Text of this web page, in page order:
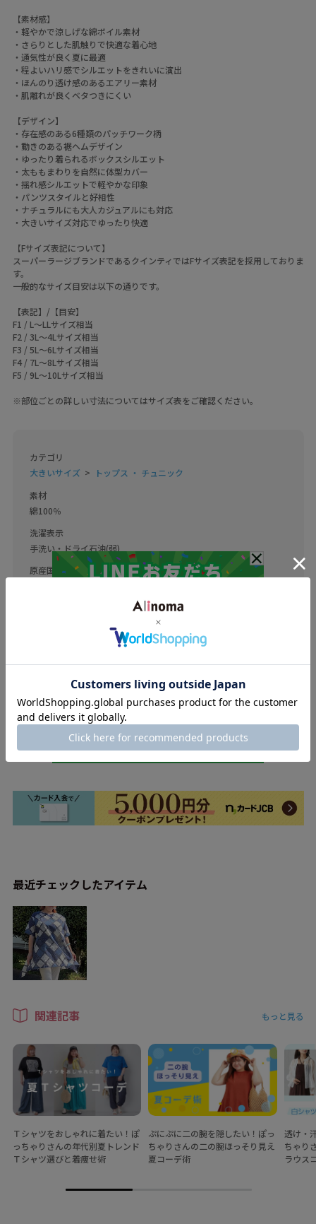
【素材感】
・軽やかで涼しげな綿ボイル素材
・さらりとした肌触りで快適な着心地
・通気性が良く夏に最適
・程よいハリ感でシルエットをきれいに演出
・ほんのり透け感のあるエアリー素材
・肌離れが良くベタつきにくい
【デザイン】
・存在感のある6種類のパッチワーク柄
・動きのある裾ヘムデザイン
・ゆったり着られるボックスシルエット
・太ももまわりを自然に体型カバー
・揺れ感シルエットで軽やかな印象
・パンツスタイルと好相性
・ナチュラルにも大人カジュアルにも対応
・大きいサイズ対応でゆったり快適
【Fサイズ表記について】
スーパーラージブランドであるクインティではFサイズ表記を採用しておりま
す。
一般的なサイズ目安は以下の通りです。
【表記】/【目安】
F1 / L～LLサイズ相当
F2 / 3L～4Lサイズ相当
F3 / 5L～6Lサイズ相当
F4 / 7L～8Lサイズ相当
F5 / 9L～10Lサイズ相当
※部位ごとの詳しい寸法についてはサイズ表をご確認ください。
カテゴリ
大きいサイズ
トップス ・ チュニック
素材
綿100％
洗濯表示
手洗い・ドライ石油(弱)
原産国
このブランドをお気に入り登録する
最近チェックしたアイテム
関連記事 もっと見る
Ｔシャツをおしゃれに着たい！ぽ
っちゃりさんの年代別夏トレンド
Ｔシャツ選びと着痩せ術
ぷにぷに二の腕を隠したい！ぽっ
ちゃりさんの二の腕ほっそり見え
夏コーデ術
透け・
ちゃり
ラウス